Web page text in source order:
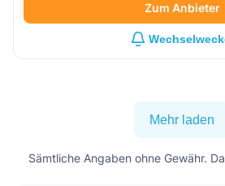
Zum Anbieter
Mehr laden
Sämtliche Angaben ohne Gewähr.